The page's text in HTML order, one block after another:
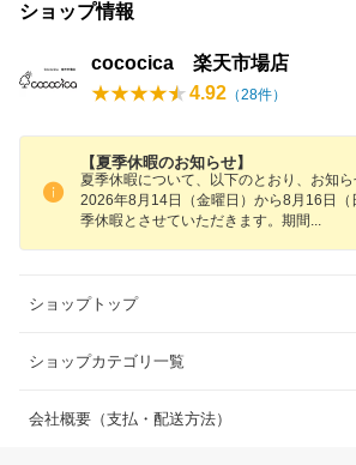
ショップ情報
cococica 楽天市場店
4.92 （28件）
【夏季休暇のお知らせ】
夏季休暇について、以下のとおり、お知ら
2026年8月14日（金曜日）から8月16日（
季休暇とさせていただきます。期間
ショップトップ
ショップカテゴリ一覧
会社概要（支払・配送方法）